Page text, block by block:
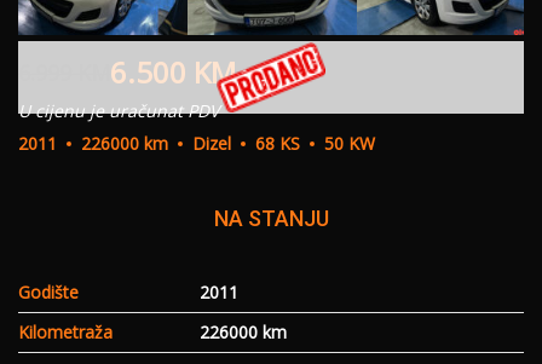
6.500 KM
U cijenu je uračunat PDV
2011
226000 km Dizel 68 KS 50 KW
NA STANJU
Godište
2011
Kilometraža
226000 km